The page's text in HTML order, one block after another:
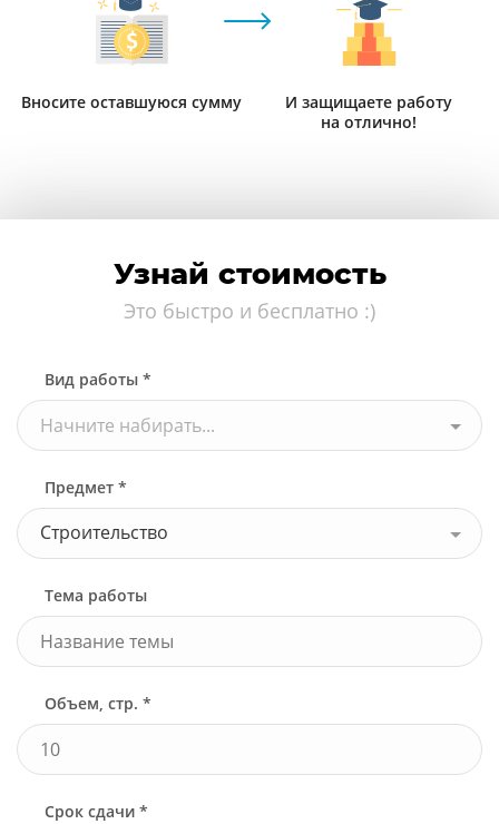
Вносите оставшуюся сумму
И защищаете работу
на отлично!
Узнай стоимость
Это быстро и бесплатно :)
Вид работы *
Начните набирать...
Предмет *
Строительство
Тема работы
Объем, стр. *
Срок сдачи *